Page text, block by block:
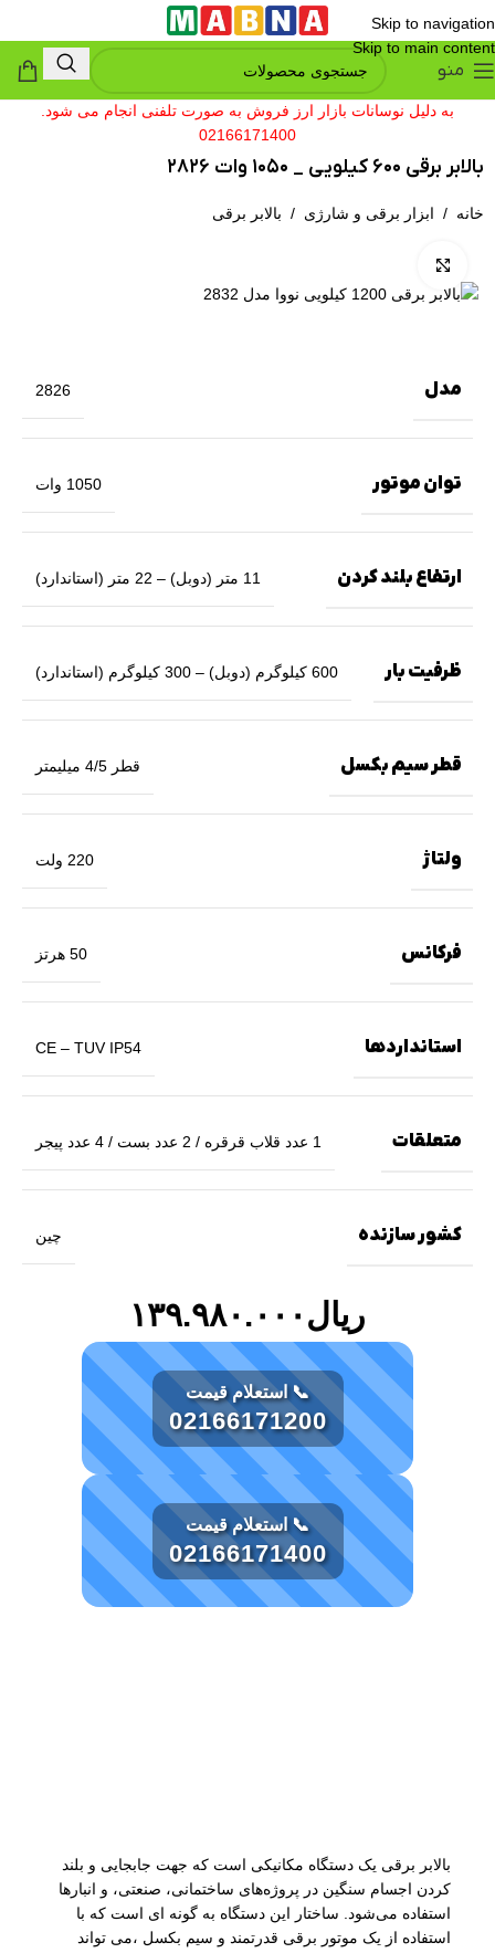
Skip to navigation
Skip to main content
منو
به دلیل نوسانات بازار ارز فروش به صورت تلفنی انجام می شود.
02166171400
بالابر برقی 600 کیلویی _ 1050 وات 2826
خانه / ابزار برقی و شارژی / بالابر برقی
مدل 2826
توان موتور 1050 وات
ارتفاع بلند کردن 11 متر (دوبل) – 22 متر (استاندارد)
ظرفیت بار 600 کیلوگرم (دوبل) – 300 کیلوگرم (استاندارد)
قطر سیم بکسل قطر 4/5 میلیمتر
ولتاژ 220 ولت
فرکانس 50 هرتز
استانداردها CE – TUV IP54
متعلقات 1 عدد قلاب قرقره / 2 عدد بست / 4 عدد پیجر
کشور سازنده چین
ریال ۱۳۹.۹۸۰.۰۰۰
📞 استعلام قیمت
02166171200
📞 استعلام قیمت
02166171400
بالابر برقی یک دستگاه مکانیکی است که جهت جابجایی و بلند
کردن اجسام سنگین در پروژه‌های ساختمانی، صنعتی، و انبارها
استفاده می‌شود. ساختار این دستگاه به گونه ای است که با
استفاده از یک موتور برقی قدرتمند و سیم بکسل ،می تواند